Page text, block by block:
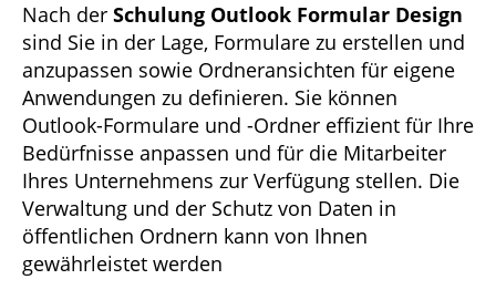
Nach der Schulung Outlook Formular Design
sind Sie in der Lage, Formulare zu erstellen und
anzupassen sowie Ordneransichten für eigene
Anwendungen zu definieren. Sie können
Outlook-Formulare und -Ordner effizient für Ihre
Bedürfnisse anpassen und für die Mitarbeiter
Ihres Unternehmens zur Verfügung stellen. Die
Verwaltung und der Schutz von Daten in
öffentlichen Ordnern kann von Ihnen
gewährleistet werden